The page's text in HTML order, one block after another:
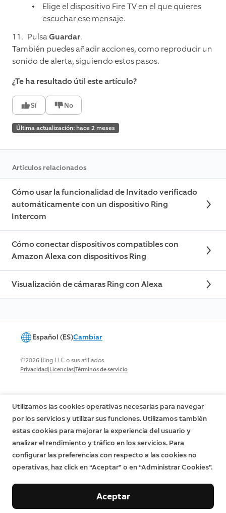
Elige el dispositivo Fire TV en el que quieres
escuchar ese mensaje.
PulsaGuardar.
También puedes añadir acciones, como reproducir un
sonido de alerta, siguiendo estos pasos.
¿Te ha resultado útil este artículo?
Sí No
Última actualización: hace 2 meses
Artículos relacionados
Cómo usar la funcionalidad de Invitado verificado
automáticamente con un dispositivo Ring
Intercom
Cómo conectar dispositivos compatibles con
Amazon Alexa con dispositivos Ring
Visualización de cámaras Ring con Alexa
Español (ES)Cambiar
©2026 Ring LLC o sus afiliados
Privacidad|Licencias|Términos de servicio
Utilizamos las cookies operativas necesarias para navegar
por los servicios y utilizar sus funciones. Utilizamos también
estas cookies para mejorar la experiencia del usuario y
analizar el rendimiento y tráfico en los servicios. Para
configurar las preferencias con respecto a las cookies no
operativas, haz click en “Aceptar” o en “Administrar Cookies”.
Aceptar